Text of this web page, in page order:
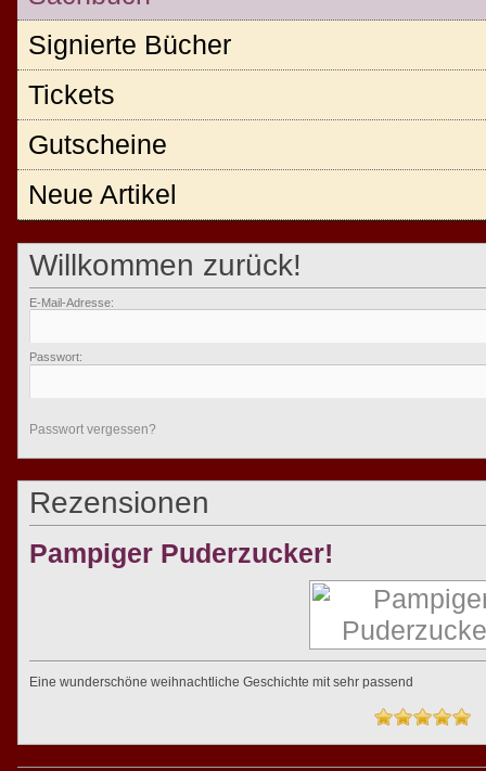
Signierte Bücher
Tickets
Gutscheine
Neue Artikel
Willkommen zurück!
E-Mail-Adresse:
Passwort:
Passwort vergessen?
Rezensionen
Pampiger Puderzucker!
Eine wunderschöne weihnachtliche Geschichte mit sehr passend